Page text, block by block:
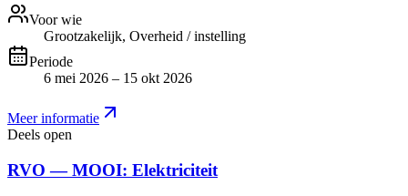
Voor wie
Grootzakelijk, Overheid / instelling
Periode
6 mei 2026 – 15 okt 2026
Meer informatie
Deels open
RVO — MOOI: Elektriciteit